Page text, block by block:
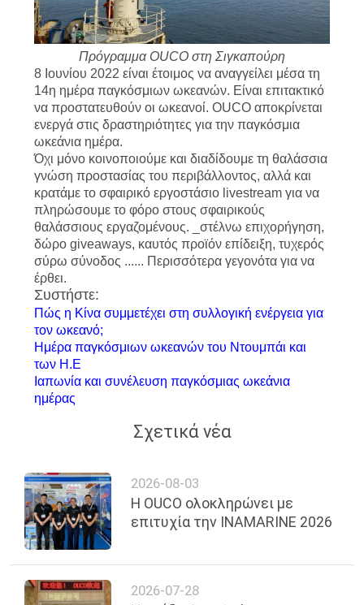
Πρόγραμμα OUCO στη Σιγκαπούρη
8 Ιουνίου 2022 είναι έτοιμος να αναγγείλει μέσα τη
14η ημέρα παγκόσμιων ωκεανών. Είναι επιτακτικό
να προστατευθούν οι ωκεανοί. OUCO αποκρίνεται
ενεργά στις δραστηριότητες για την παγκόσμια
ωκεάνια ημέρα.
Όχι μόνο κοινοποιούμε και διαδίδουμε τη θαλάσσια
γνώση προστασίας του περιβάλλοντος, αλλά και
κρατάμε το σφαιρικό εργοστάσιο livestream για να
πληρώσουμε το φόρο στους σφαιρικούς
θαλάσσιους εργαζομένους. _στέλνω επιχορήγηση,
δώρο giveaways, καυτός προϊόν επίδειξη, τυχερός
σύρω σύνοδος ...... Περισσότερα γεγονότα για να
έρθει.
Συστήστε:
Πώς η Κίνα συμμετέχει στη συλλογική ενέργεια για
τον ωκεανό;
Ημέρα παγκόσμιων ωκεανών του Ντουμπάι και
των Η.Ε
Ιαπωνία και συνέλευση παγκόσμιας ωκεάνια
ημέρας
Σχετικά νέα
2026-08-03
Η OUCO ολοκληρώνει με
επιτυχία την INAMARINE 2026
2026-07-28